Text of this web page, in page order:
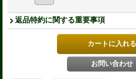
返品特約に関する重要事項